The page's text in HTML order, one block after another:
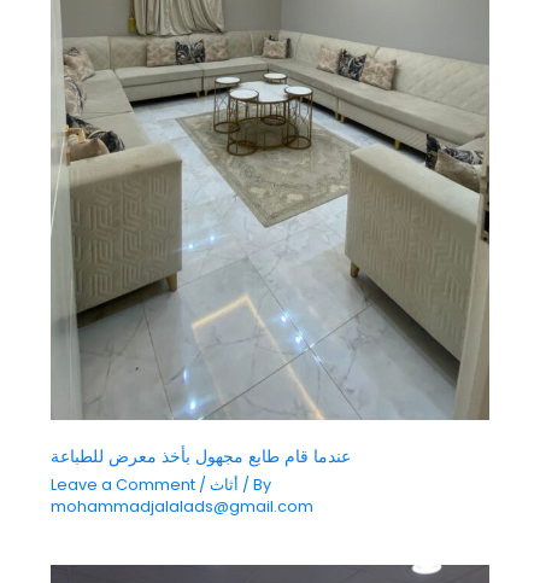
عندما قام طابع مجهول بأخذ معرض للطباعة
Leave a Comment / أثاث / By
mohammadjalalads@gmail.com